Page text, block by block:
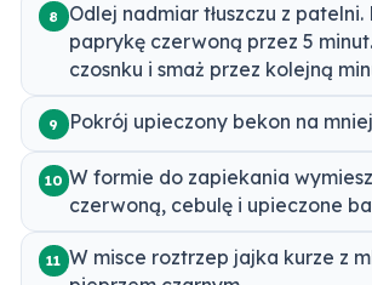
8
Odlej nadmiar tłuszczu z
paprykę czerwoną przez 5
czosnku i smaż przez kolejną
9 Pokrój upieczony bekon na
10 W formie do zapiekania
czerwoną, cebulę i upieczone
11 W misce roztrzep jajka kurze z